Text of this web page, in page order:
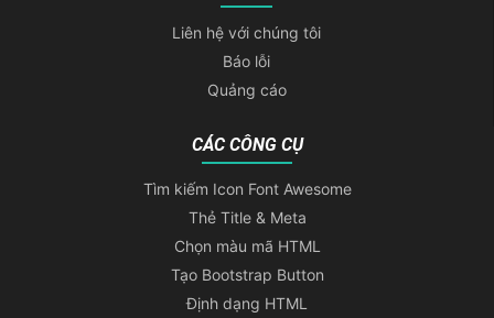
Liên hệ với chúng tôi
Báo lỗi
Quảng cáo
CÁC CÔNG CỤ
Tìm kiếm Icon Font Awesome
Thẻ Title & Meta
Chọn màu mã HTML
Tạo Bootstrap Button
Định dạng HTML